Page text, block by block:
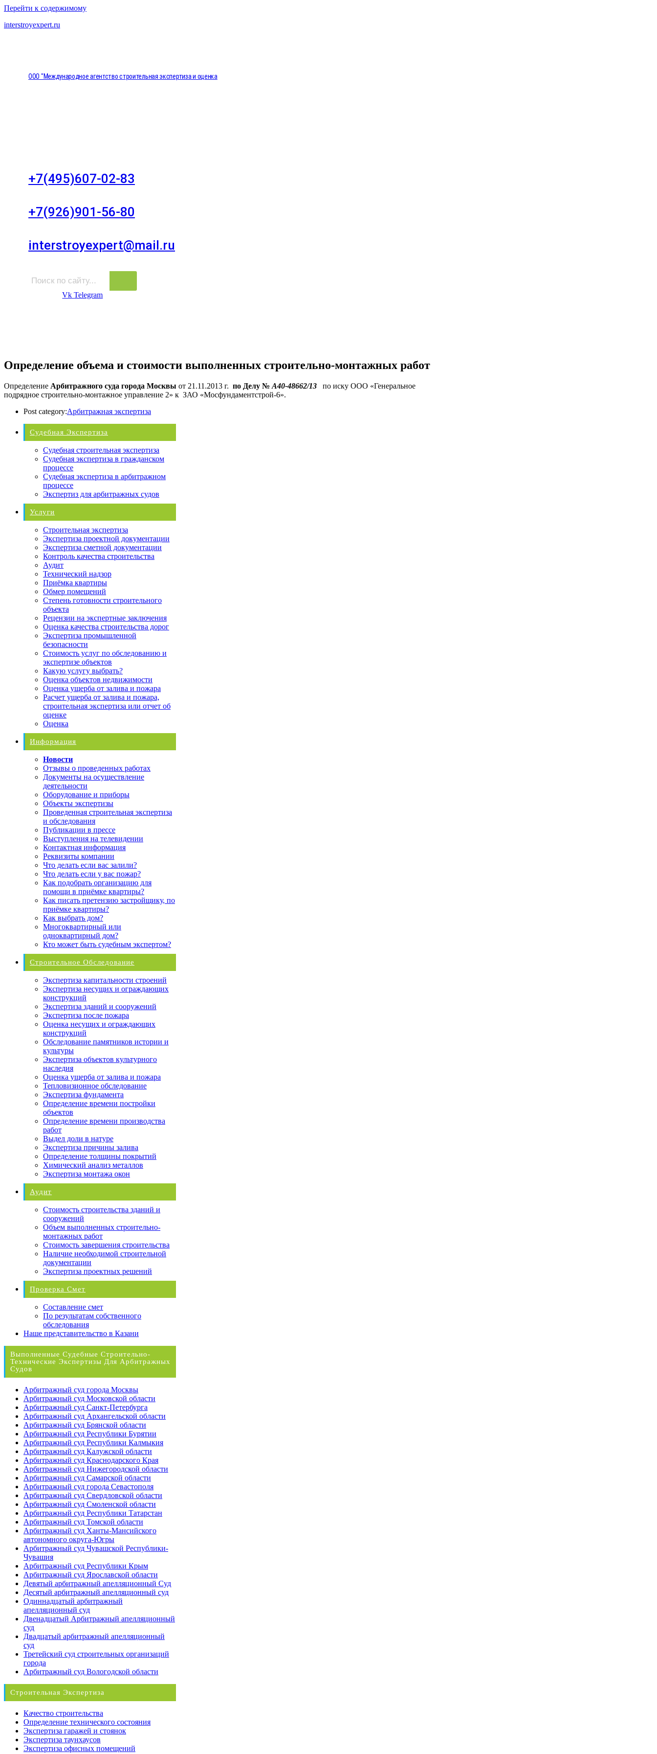
Перейти к содержимому
interstroyexpert.ru
ООО "Международное агентство строительная экспертиза и оценка
+7(495)607-02-83
+7(926)901-56-80
interstroyexpert@mail.ru
Vk Telegram
Определение объема и стоимости выполненных строительно-монтажных работ
Определение Арбитражного суда города Москвы от 21.11.2013 г. по Делу № А40-48662/13 по иску ООО «Генеральное
подрядное строительно-монтажное управление 2» к ЗАО «Мосфундаментстрой-6».
Post category:Арбитражная экспертиза
Судебная Экспертиза
Судебная строительная экспертиза
Судебная экспертиза в гражданском
процессе
Судебная экспертиза в арбитражном
процессе
Экспертиз для арбитражных судов
Услуги
Строительная экспертиза
Экспертиза проектной документации
Экспертиза сметной документации
Контроль качества строительства
Аудит
Технический надзор
Приёмка квартиры
Обмер помещений
Степень готовности строительного
объекта
Рецензии на экспертные заключения
Оценка качества строительства дорог
Экспертиза промышленной
безопасности
Стоимость услуг по обследованию и
экспертизе объектов
Какую услугу выбрать?
Оценка объектов недвижимости
Оценка ущерба от залива и пожара
Расчет ущерба от залива и пожара,
строительная экспертиза или отчет об
оценке
Оценка
Информация
Новости
Отзывы о проведенных работах
Документы на осуществление
деятельности
Оборудование и приборы
Объекты экспертизы
Проведенная строительная экспертиза
и обследования
Публикации в прессе
Выступления на телевидении
Контактная информация
Реквизиты компании
Что делать если вас залили?
Что делать если у вас пожар?
Как подобрать организацию для
помощи в приёмке квартиры?
Как писать претензию застройщику, по
приёмке квартиры?
Как выбрать дом?
Многоквартирный или
одноквартирный дом?
Кто может быть судебным экспертом?
Строительное Обследование
Экспертиза капитальности строений
Экспертиза несущих и ограждающих
конструкций
Экспертиза зданий и сооружений
Экспертиза после пожара
Оценка несущих и ограждающих
конструкций
Обследование памятников истории и
культуры
Экспертиза объектов культурного
наследия
Оценка ущерба от залива и пожара
Тепловизионное обследование
Экспертиза фундамента
Определение времени постройки
объектов
Определение времени производства
работ
Выдел доли в натуре
Экспертиза причины залива
Определение толщины покрытий
Химический анализ металлов
Экспертиза монтажа окон
Аудит
Стоимость строительства зданий и
сооружений
Объем выполненных строительно-
монтажных работ
Стоимость завершения строительства
Наличие необходимой строительной
документации
Экспертиза проектных решений
Проверка Смет
Составление смет
По результатам собственного
обследования
Наше представительство в Казани
Выполненные Судебные Строительно-
Технические Экспертизы Для Арбитражных
Судов
Арбитражный суд города Москвы
Арбитражный суд Московской области
Арбитражный суд Санкт-Петербурга
Арбитражный суд Архангельской области
Арбитражный суд Брянской области
Арбитражный суд Республики Бурятии
Арбитражный суд Республики Калмыкия
Арбитражный суд Калужской области
Арбитражный суд Краснодарского Края
Арбитражный суд Нижегородской области
Арбитражный суд Самарской области
Арбитражный суд города Севастополя
Арбитражный суд Свердловской области
Арбитражный суд Смоленской области
Арбитражный суд Республики Татарстан
Арбитражный суд Томской области
Арбитражный суд Ханты-Мансийского
автономного округа-Югры
Арбитражный суд Чувашской Республики-
Чувашия
Арбитражный суд Республики Крым
Арбитражный суд Ярославской области
Девятый арбитражный апелляционный Суд
Десятый арбитражный апелляционный суд
Одиннадцатый арбитражный
апелляционный суд
Двенадцатый Арбитражный апелляционный
суд
Двадцатый арбитражный апелляционный
суд
Третейский суд строительных организаций
города
Арбитражный суд Вологодской области
Строительная Экспертиза
Качество строительства
Определение технического состояния
Экспертиза гаражей и стоянок
Экспертиза таунхаусов
Экспертиза офисных помещений